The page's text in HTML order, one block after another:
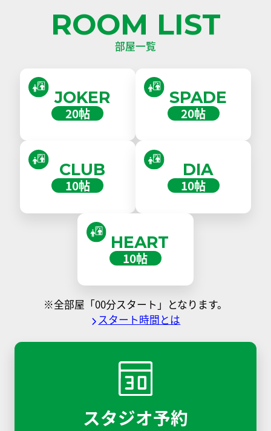
ROOM LIST
部屋一覧
JOKER
20帖
SPADE
20帖
CLUB
10帖
DIA
10帖
HEART
10帖
※全部屋「00分スタート」となります。
スタート時間とは
スタジオ予約